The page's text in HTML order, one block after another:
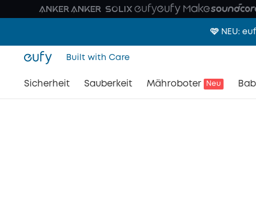
🩷 NEU:
Built with Care
Sicherheit Sauberkeit Mähroboter Neu